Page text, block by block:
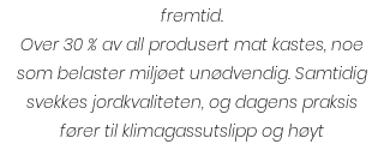
fremtid.
Over 30 % av all produsert mat kastes, noe
som belaster miljøet unødvendig. Samtidig
svekkes jordkvaliteten, og dagens praksis
fører til klimagassutslipp og høyt